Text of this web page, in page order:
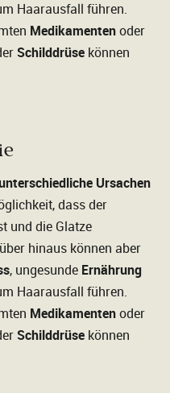
Haarausfall führen.
Medikamentenoder
Schilddrüse können
Ursachen
dass der
und die Glatze
hinaus können aber
, ungesunde Ernährung
Haarausfall führen.
Medikamentenoder
Schilddrüse können